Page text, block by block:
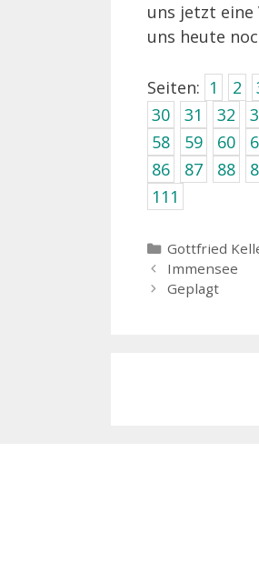
uns jetzt eine
uns heute
Seiten: 1 2
30
31 32
58
59 60
86
87 88
111
Kategorien
Gottfried
Immensee
Geplagt